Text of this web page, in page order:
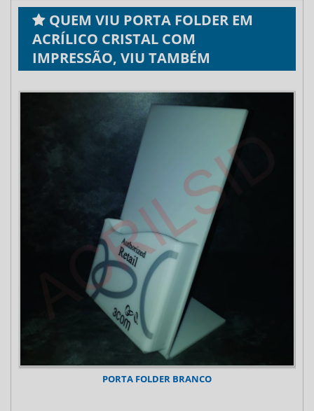
QUEM VIU PORTA FOLDER EM
ACRÍLICO CRISTAL COM
IMPRESSÃO, VIU TAMBÉM
PORTA FOLDER BRANCO